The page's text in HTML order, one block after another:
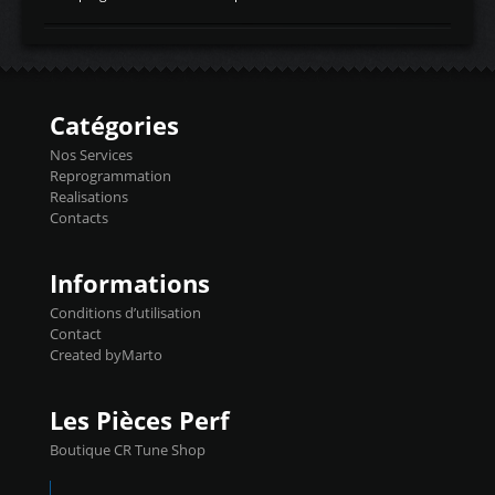
d'admissiontemp ex. pour atmo -30- 80°C
temperaturetemperature ldr moteurtemp
Injecteurs + Flashpro 1370€ TTC Le
précise et performante. Vous pourrez
basculer de la carto sans plomb à Ethanol à
l'aide du flashpro OPTION ECONOMIQUES
Reprog SP 98 sur le calculateur d'origine
450€ TTC Un gain d'environ 10cv et 15nm
Catégories
Nos Services
Reprogrammation
Realisations
Contacts
Informations
Conditions d’utilisation
Contact
Created byMarto
Les Pièces Perf
Boutique CR Tune Shop